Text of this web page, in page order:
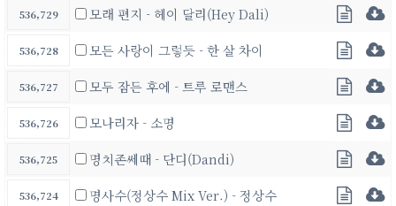
536,729 모래 편지 - 헤이 달리(Hey Dali)
536,728 모든 사랑이 그렇듯 - 한 살 차이
536,727 모두 잠든 후에 - 트루 로맨스
536,726 모나리자 - 소명
536,725 명치존쎄때 - 단디(Dandi)
536,724 명사수(정상수 Mix Ver.) - 정상수